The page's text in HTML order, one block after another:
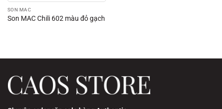
SON MAC
Son MAC Chili 602 màu đỏ gạch